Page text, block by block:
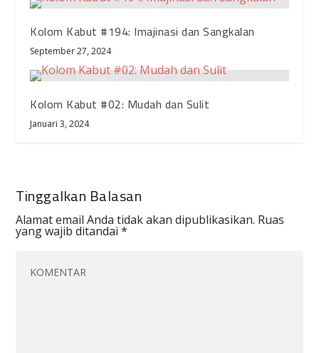
Kolom Kabut #194: Imajinasi dan Sangkalan
September 27, 2024
Kolom Kabut #02: Mudah dan Sulit
Januari 3, 2024
Tinggalkan Balasan
Alamat email Anda tidak akan dipublikasikan. Ruas
yang wajib ditandai*